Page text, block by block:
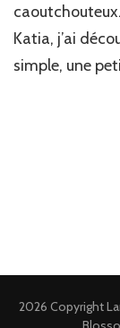
Katia, j’ai
simple, une
2026 Copyright